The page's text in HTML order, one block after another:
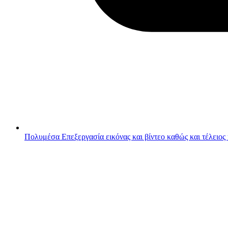
Πολυμέσα Επεξεργασία εικόνας και βίντεο καθώς και τέλειος